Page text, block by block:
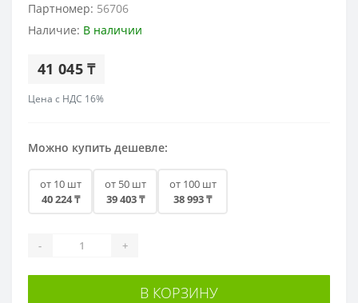
Партномер: 56706
Наличие: В наличии
41 045 ₸
Цена с НДС 16%
Можно купить дешевле:
от 10 шт
40 224 ₸
от 50 шт
39 403 ₸
от 100 шт
38 993 ₸
- +
В КОРЗИНУ